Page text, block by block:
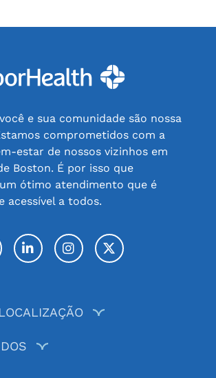
e sua comunidade são nossa
comprometidos com a
estar de nossos vizinhos em
Boston. É por isso que
ótimo atendimento que é
acessível a todos.
LinkedInInstagramTwitter / X